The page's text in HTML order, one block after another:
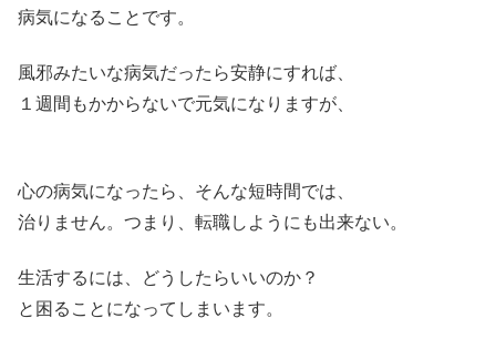
病気になることです。
風邪みたいな病気だったら安静にすれば、
１週間もかからないで元気になりますが、
心の病気になったら、そんな短時間では、
治りません。つまり、転職しようにも出来ない。
生活するには、どうしたらいいのか？
と困ることになってしまいます。